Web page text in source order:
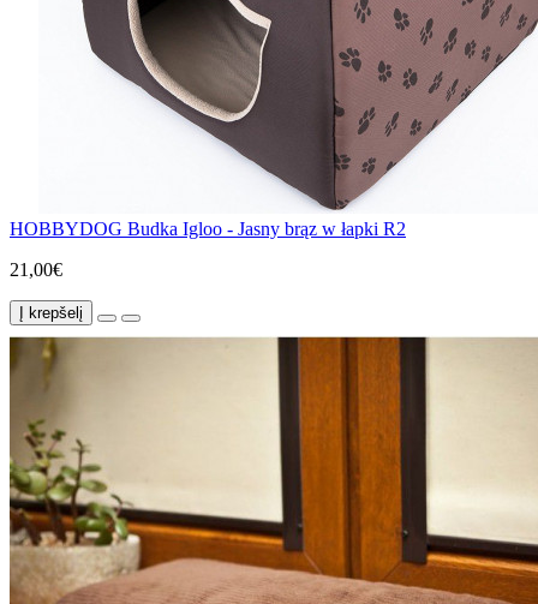
HOBBYDOG Budka Igloo - Jasny brąz w łapki R2
21,00€
Į krepšelį